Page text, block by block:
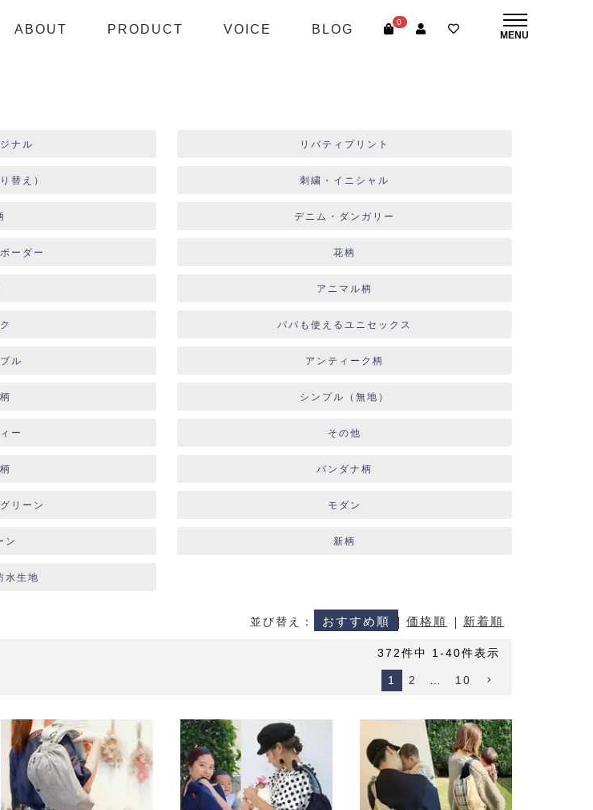
ABOUT PRODUCT VOICE BLOG
0
ナル リバティプリント
替え） 刺繍・イニシャル
デニム・ダンガリー
ーダー 花柄
アニマル柄
パパも使えるユニセックス
ル アンティーク柄
シンプル（無地）
ー その他
バンダナ柄
リーン モダン
ン 新柄
水生地
並び替え おすすめ順 価格順 新着順
372件中 1-40件表示
1 2 10